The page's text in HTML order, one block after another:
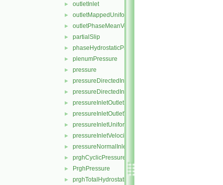
► outletInlet
► outletMappedUniformInlet
► outletPhaseMeanVelocity
► partialSlip
► phaseHydrostaticPressure
► plenumPressure
► pressure
► pressureDirectedInletOutletVelocity
► pressureDirectedInletVelocity
► pressureInletOutletParSlipVelocity
► pressureInletOutletVelocity
► pressureInletUniformVelocity
► pressureInletVelocity
► pressureNormalInletOutletVelocity
► prghCyclicPressure
► PrghPressure
► prghTotalHydrostaticPressure